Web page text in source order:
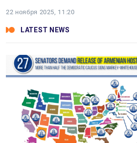
22 ноября 2025, 11:20
LATEST NEWS